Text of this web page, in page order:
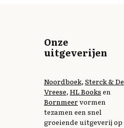
Onze
uitgeverijen
Noordboek, Sterck & De
Vreese, HL Books en
Bornmeervormen
tezamen een snel
groeiende uitgeverij op